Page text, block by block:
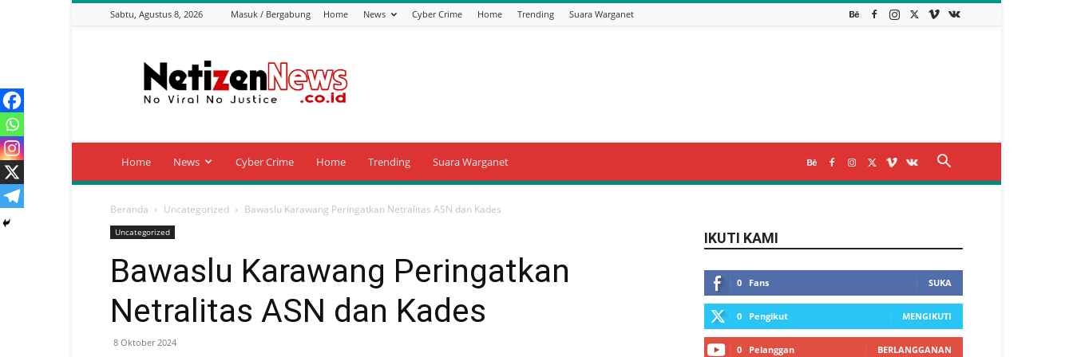
Sabtu, Agustus 8, 2026 Masuk / Bergabung Home News Cyber Crime Home Trending Suara Warganet
News
Home News Cyber Crime Home Trending Suara Warganet
Beranda Uncategorized Bawaslu Karawang Peringatkan Netralitas ASN dan Kades
Uncategorized
Bawaslu Karawang Peringatkan
Netralitas ASN dan Kades
8 Oktober 2024
IKUTI KAMI
0 Fans SUKA
0 Pengikut MENGIKUTI
0 Pelanggan BERLANGGANAN